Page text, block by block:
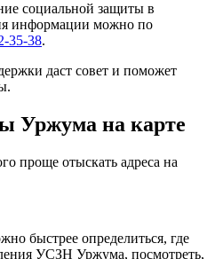
социальной защиты в
информации можно по
35-38.
даст совет и поможет
Уржума на карте
проще отыскать адреса на
быстрее определиться, где
УСЗН Уржума, посмотреть,